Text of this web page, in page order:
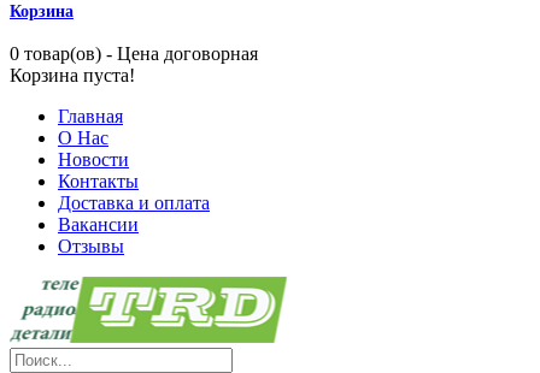
Корзина
0 товар(ов) - Цена договорная
Корзина пуста!
Главная
О Нас
Новости
Контакты
Доставка и оплата
Вакансии
Отзывы